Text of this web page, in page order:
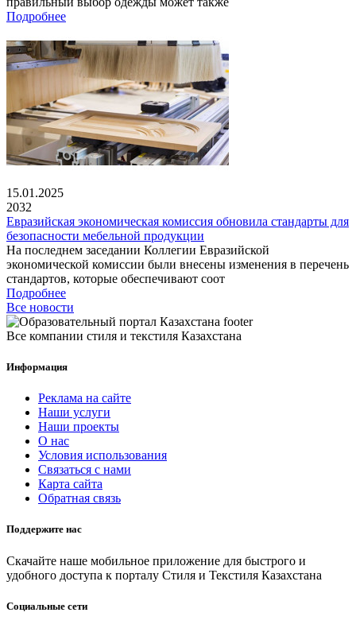
Подробнее
15.01.2025
2032
Евразийская экономическая комиссия обновила стандарты для
безопасности мебельной продукции
На последнем заседании Коллегии Евразийской
экономической комиссии были внесены изменения в перечень
стандартов, которые обеспечивают соот
Подробнее
Все новости
Все компании стиля и текстиля Казахстана
Информация
Реклама на сайте
Наши услуги
Наши проекты
О нас
Условия использования
Связаться с нами
Карта сайта
Обратная связь
Поддержите нас
Скачайте наше мобильное приложение для быстрого и
удобного доступа к порталу Стиля и Текстиля Казахстана
Социальные сети